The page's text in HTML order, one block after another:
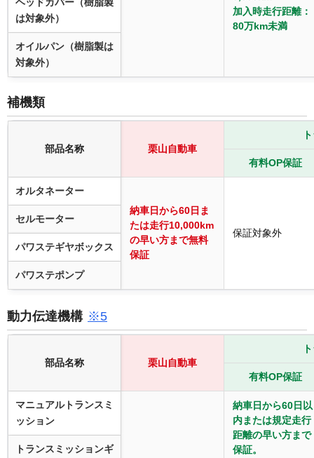
加入時走行距離：
80万km未満
は対象外）
オイルパン（樹脂製は
対象外）
補機類
部品名称 栗山自動車
有料OP保証
オルタネーター
納車日から60日ま
たは走行10,000km
の早い方まで無料
保証
保証対象外
セルモーター
パワステギヤボックス
パワステポンプ
動力伝達機構 ※5
部品名称 栗山自動車
有料OP保証
マニュアルトランスミ
ッション
納車日から60日以
内または規定走行
距離の早い方まで
保証。
トランスミッションギ